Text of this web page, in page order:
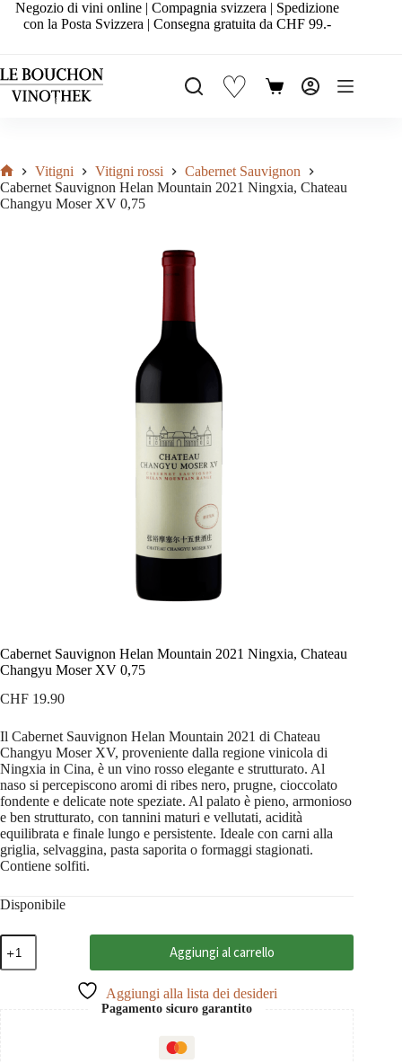
SaltaNegozio di vini online | Compagnia svizzera | Spedizione
con la Posta Svizzera | Consegna gratuita da CHF 99.-
♡ Carrello
Home
Vitigni Vitigni rossi
Cabernet Sauvignon
Cabernet Sauvignon Helan Mountain 2021 Ningxia, Chateau
Changyu Moser XV 0,75
Cabernet Sauvignon Helan Mountain 2021 Ningxia, Chateau
Changyu Moser XV 0,75
CHF 19.90
Il Cabernet Sauvignon Helan Mountain 2021 di Chateau
Changyu Moser XV, proveniente dalla regione vinicola di
Ningxia in Cina, è un vino rosso elegante e strutturato. Al
naso si percepiscono aromi di ribes nero, prugne, cioccolato
fondente e delicate note speziate. Al palato è pieno, armonioso
e ben strutturato, con tannini maturi e vellutati, acidità
equilibrata e finale lungo e persistente. Ideale con carni alla
griglia, selvaggina, pasta saporita o formaggi stagionati.
Contiene solfiti.
Disponibile
Cabernet
Sauvignon
Helan
Aggiungi al carrello
Aggiungi alla lista dei desideri
Pagamento sicuro garantito